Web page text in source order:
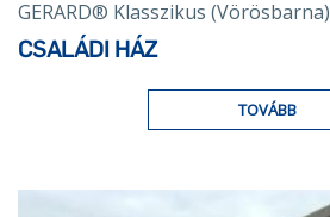
GERARD® Klasszikus (Vörösbarna)
CSALÁDI HÁZ
TOVÁBB